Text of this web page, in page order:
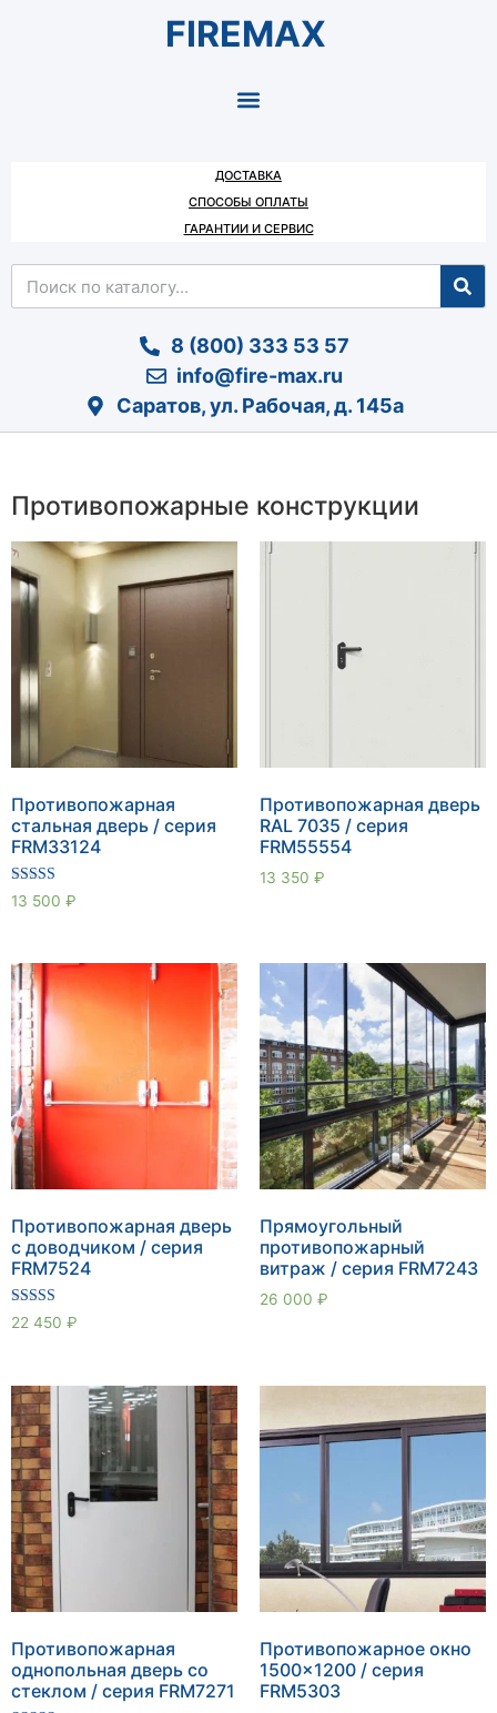
FIREMAX
ДОСТАВКА
СПОСОБЫ ОПЛАТЫ
ГАРАНТИИ И СЕРВИС
8 (800) 333 53 57
info@fire-max.ru
Саратов, ул. Рабочая, д. 145а
Противопожарные конструкции
Противопожарная
стальная дверь / серия
FRM33124
Оценка
5.00
13 500 ₽
Противопожарная дверь
RAL 7035 / серия
FRM55554
13 350 ₽
Противопожарная дверь
с доводчиком / серия
FRM7524
Оценка
5.00
22 450 ₽
Прямоугольный
противопожарный
витраж / серия FRM7243
26 000 ₽
Противопожарная
однопольная дверь со
стеклом / серия FRM7271
Противопожарное окно
1500×1200 / серия
FRM5303